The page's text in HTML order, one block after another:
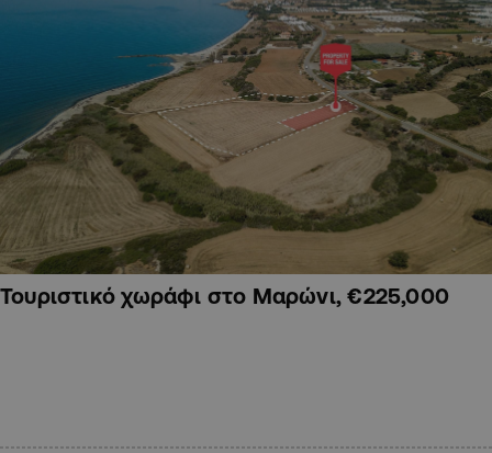
Τουριστικό χωράφι στο Μαρώνι, €225,000